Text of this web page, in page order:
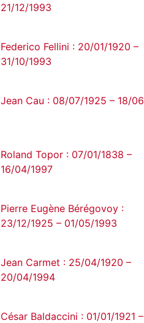
21/12/1993
Federico Fellini : 20/01/1920 –
31/10/1993
Jean Cau : 08/07/1925 – 18/
Roland Topor : 07/01/1838 –
16/04/1997
Pierre Eugène Bérégovoy :
23/12/1925 – 01/05/1993
Jean Carmet : 25/04/1920 –
20/04/1994
César Baldaccini : 01/01/1921 –